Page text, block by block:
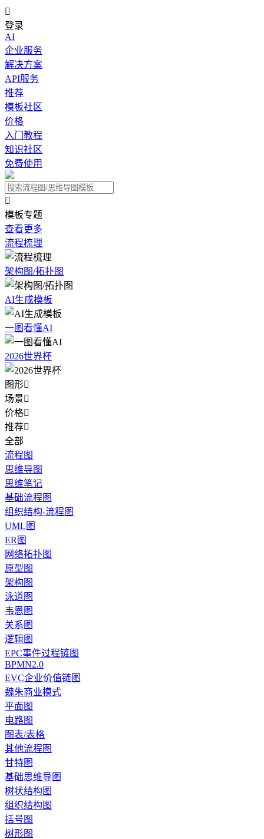

登录
AI
企业服务
解决方案
API服务
推荐
模板社区
价格
入门教程
知识社区
免费使用

模板专题
查看更多
流程梳理
架构图/拓扑图
AI生成模板
一图看懂AI
2026世界杯
图形
场景
价格
推荐
全部
流程图
思维导图
思维笔记
基础流程图
组织结构-流程图
UML图
ER图
网络拓扑图
原型图
架构图
泳道图
韦恩图
关系图
逻辑图
EPC事件过程链图
BPMN2.0
EVC企业价值链图
魏朱商业模式
平面图
电路图
图表/表格
其他流程图
甘特图
基础思维导图
树状结构图
组织结构图
括号图
树形图